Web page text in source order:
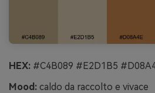
HEX: #C4B089 #E2D1B5
Mood: caldo da raccolto e vivace